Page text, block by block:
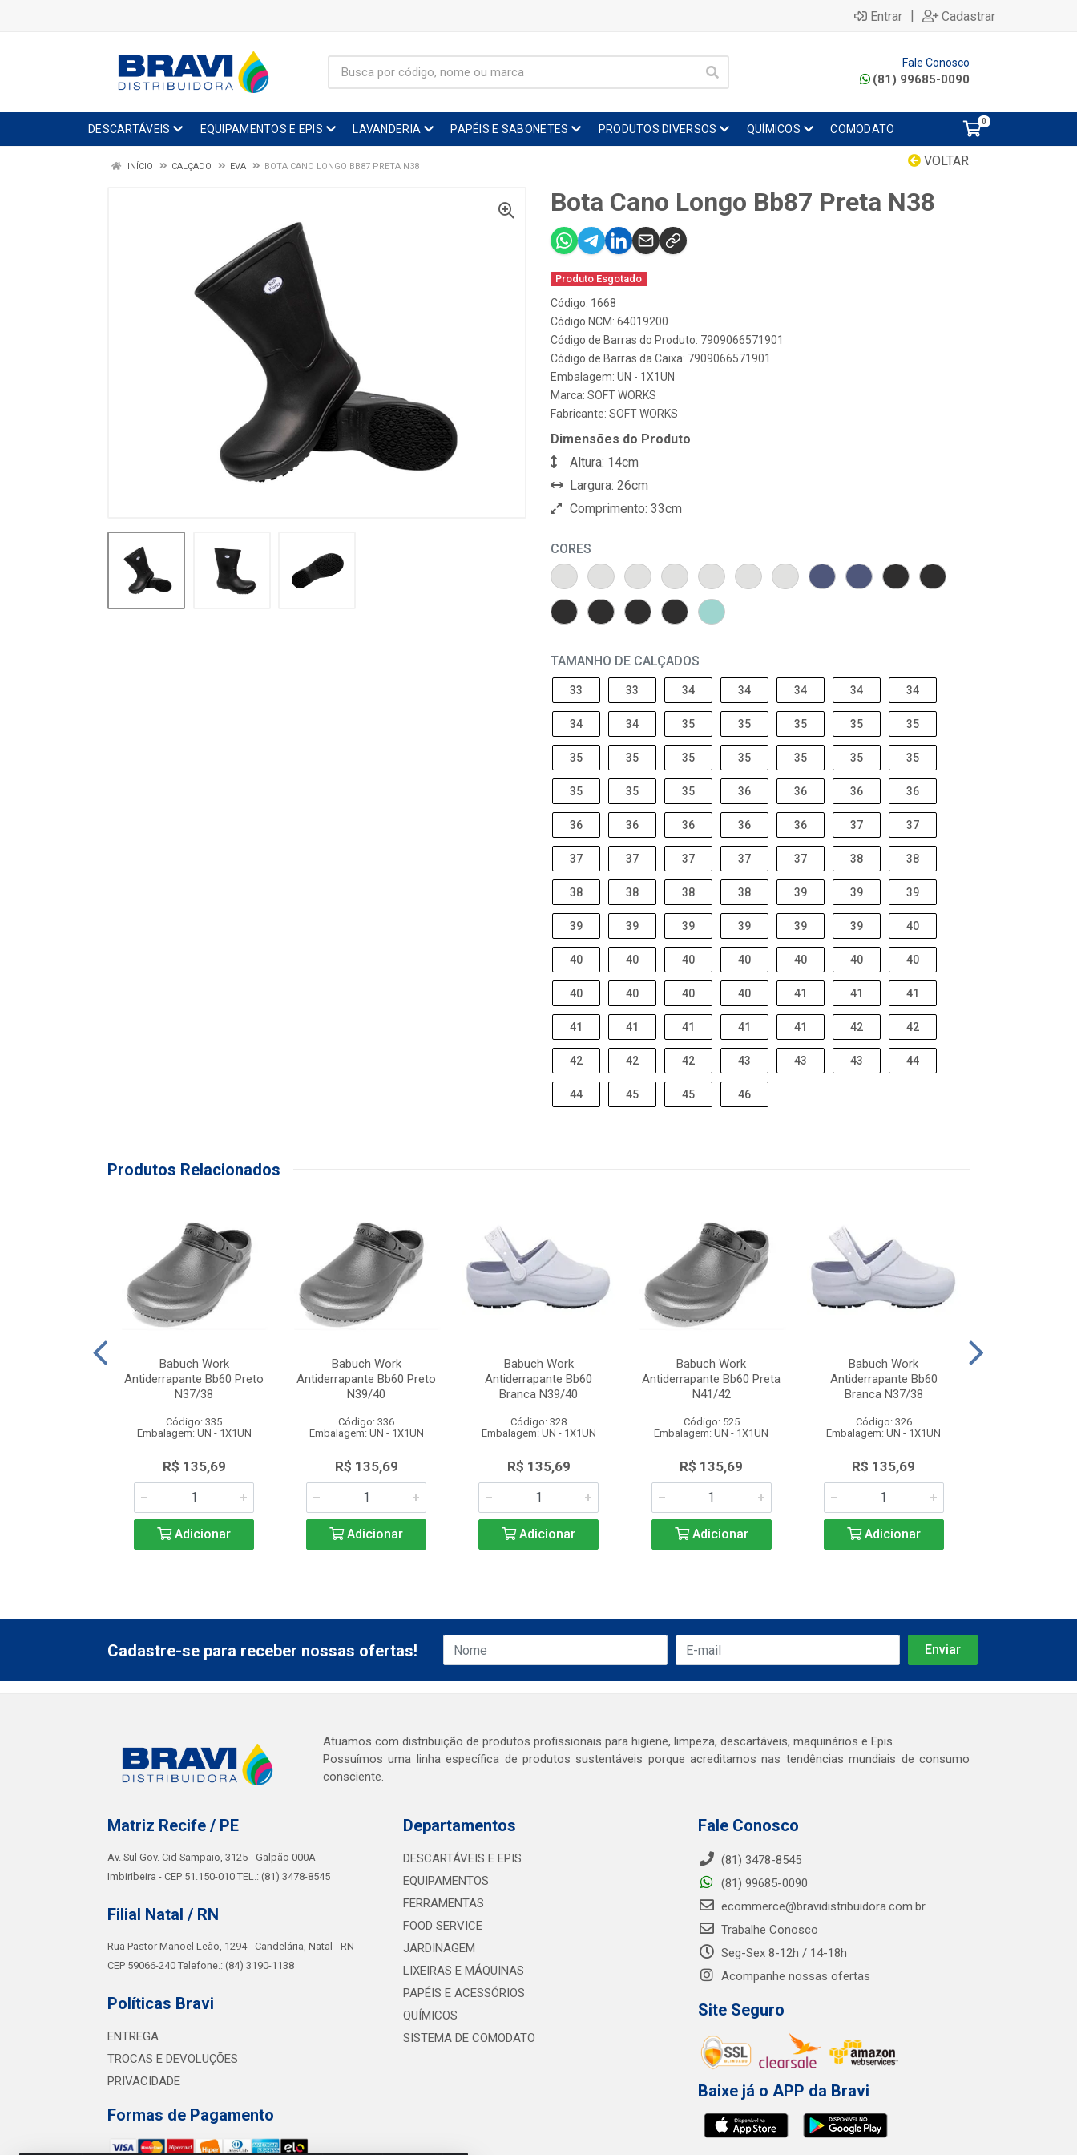
Entrar | Cadastrar
Fale Conosco
(81) 99685-0090
DESCARTÁVEIS EQUIPAMENTOS E EPIS LAVANDERIA PAPÉIS E SABONETES PRODUTOS DIVERSOS QUÍMICOS COMODATO
0
VOLTAR
INÍCIO CALÇADO EVA BOTA CANO LONGO BB87 PRETA N38
Bota Cano Longo Bb87 Preta N38
Produto Esgotado
Código: 1668
Código NCM: 64019200
Código de Barras do Produto: 7909066571901
Código de Barras da Caixa: 7909066571901
Embalagem: UN - 1X1UN
Marca: SOFT WORKS
Fabricante: SOFT WORKS
Dimensões do Produto
Altura: 14cm
Largura: 26cm
Comprimento: 33cm
CORES
TAMANHO DE CALÇADOS
33 33 34 34 34 34 34
34 34 35 35 35 35 35
35 35 35 35 35 35 35
35 35 35 36 36 36 36
36 36 36 36 36 37 37
37 37 37 37 37 38 38
38 38 38 38 39 39 39
39 39 39 39 39 39 40
40 40 40 40 40 40 40
40 40 40 40 41 41 41
41 41 41 41 41 42 42
42 42 42 43 43 43 44
44 45 45 46
Produtos Relacionados
Babuch Work
Antiderrapante Bb60 Preto
N37/38
Código: 335
Embalagem: UN - 1X1UN
R$ 135,69
Adicionar
Babuch Work
Antiderrapante Bb60 Preto
N39/40
Código: 336
Embalagem: UN - 1X1UN
R$ 135,69
Adicionar
Babuch Work
Antiderrapante Bb60
Branca N39/40
Código: 328
Embalagem: UN - 1X1UN
R$ 135,69
Adicionar
Babuch Work
Antiderrapante Bb60 Preta
N41/42
Código: 525
Embalagem: UN - 1X1UN
R$ 135,69
Adicionar
Babuch Work
Antiderrapante Bb60
Branca N37/38
Código: 326
Embalagem: UN - 1X1UN
R$ 135,69
Adicionar
Cadastre-se para receber nossas ofertas!
Atuamos com distribuição de produtos profissionais para higiene, limpeza, descartáveis, maquinários e Epis.
Possuímos uma linha específica de produtos sustentáveis porque acreditamos nas tendências mundiais de consumo
consciente.
Matriz Recife / PE
Av. Sul Gov. Cid Sampaio, 3125 - Galpão 000A
Imbiribeira - CEP 51.150-010 TEL.: (81) 3478-8545
Filial Natal / RN
Rua Pastor Manoel Leão, 1294 - Candelária, Natal - RN
CEP 59066-240 Telefone.: (84) 3190-1138
Políticas Bravi
ENTREGA
TROCAS E DEVOLUÇÕES
PRIVACIDADE
Formas de Pagamento
Departamentos
DESCARTÁVEIS E EPIS
EQUIPAMENTOS
FERRAMENTAS
FOOD SERVICE
JARDINAGEM
LIXEIRAS E MÁQUINAS
PAPÉIS E ACESSÓRIOS
QUÍMICOS
SISTEMA DE COMODATO
Fale Conosco
(81) 3478-8545
(81) 99685-0090
ecommerce@bravidistribuidora.com.br
Trabalhe Conosco
Seg-Sex 8-12h / 14-18h
Acompanhe nossas ofertas
Site Seguro
Baixe já o APP da Bravi